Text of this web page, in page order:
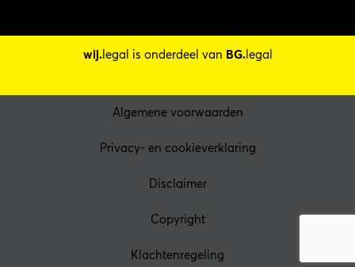
wij.legal is onderdeel van BG.legal
Algemene voorwaarden
Privacy- en cookieverklaring
Disclaimer
Copyright
Klachtenregeling